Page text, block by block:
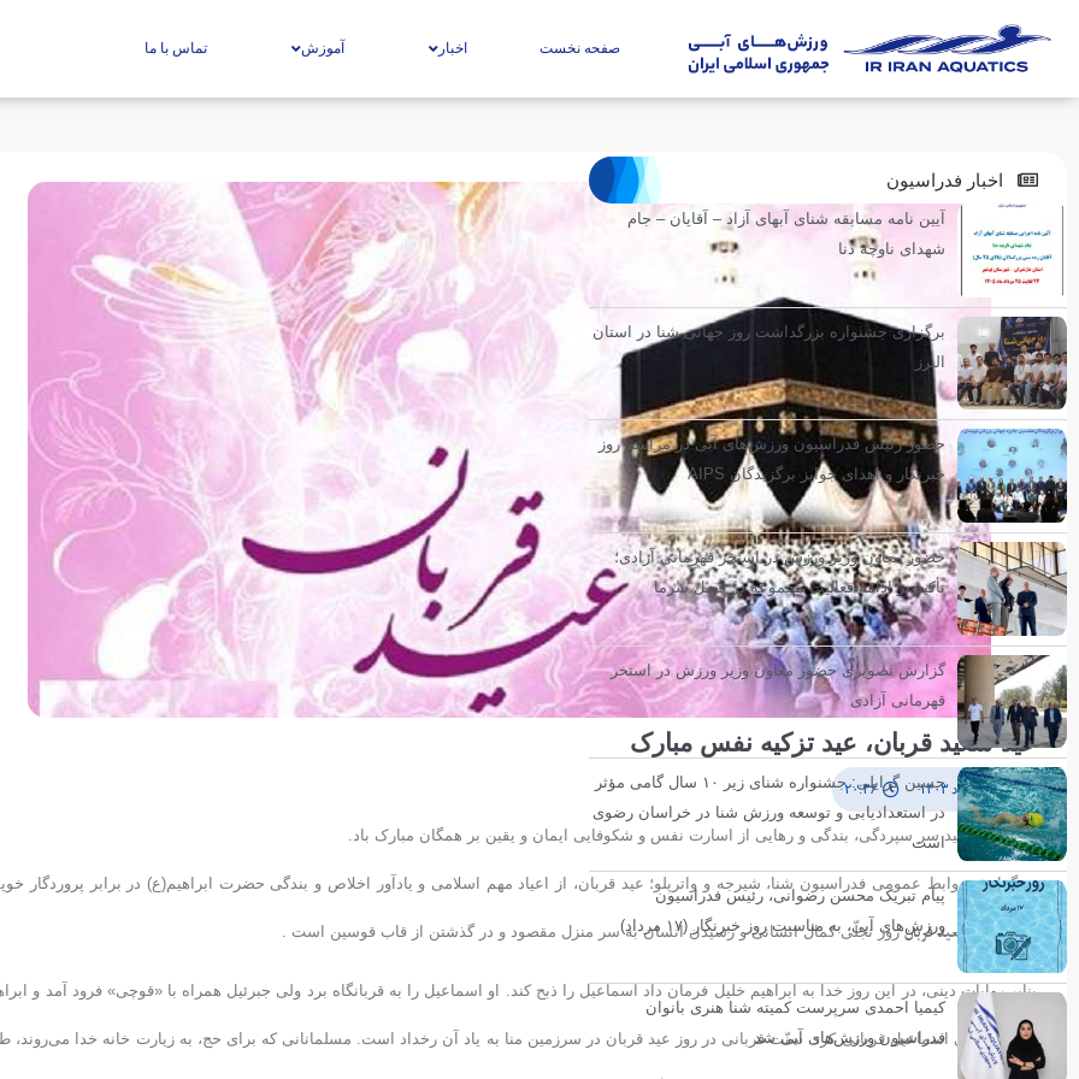
صفحه نخست اخبار آموزش تماس با ما
عید سعید قربان، عید تزکیه نفس مبارک
۲۷ خرداد ۱۴۰۳ ۲۰:۳۶
عیدقربان، عید سر سپردگی، بندگی و رهایى از اسارت نفس و شکوفایی ایمان و یقین بر همگان مبارک باد.
به گزارش روابط عمومی فدراسیون شنا، شیرجه و واترپلو؛ عید قربان، از اعیاد مهم اسلامی و یادآور اخلاص و بندگی حضرت ابراهیم(ع) در برابر پروردگار
است.عید سعید قربانروز تجلّی کمال انسانی و رسیدن انسان به سر منزل مقصود و در گذشتن از قاب قوسین است .
بنابر روایات دینی، در این روز خدا به ابراهیم خلیل فرمان داد اسماعیل را ذبح کند. او اسماعیل را به قربانگاه برد ولی جبرئیل همراه با «قوچى» فرود آمد و
آن را به جای اسماعیل قربانی کرد. سنّت قربانى در روز عید قربان در سرزمین منا به یاد آن رخداد است. مسلمانانی که برای حج، به زیارت خانه خدا می‌روند،
اخبار فدراسیون
آیین نامه مسابقه شنای آبهای آزاد – آقایان – جام
شهدای ناوچه دنا
برگزاری جشنواره بزرگداشت روز جهانی شنا در استان
البرز
حضور رئیس فدراسیون ورزش‌های آبی در مراسم روز
خبرنگار و اهدای جوایز برگزیدگان AIPS
حضور معاون وزیر ورزش در استخر قهرمانی آزادی؛
تأکید بر ادامه فعالیت مجموعه در فصل سرما
گزارش تصویری حضور معاون وزیر ورزش در استخر
قهرمانی آزادی
حسین گرایلی: جشنواره شنای زیر ۱۰ سال گامی مؤثر
در استعدادیابی و توسعه ورزش شنا در خراسان رضوی
است
پیام تبریک محسن رضوانی، رئیس فدراسیون
ورزش‌های آبی، به مناسبت روز خبرنگار (۱۷ مرداد)
کیمیا احمدی سرپرست کمیته شنا هنری بانوان
فدراسیون ورزش‌های آبی شد